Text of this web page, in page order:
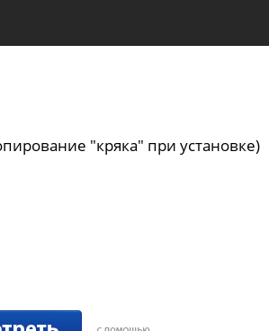
"кряка" при установке)